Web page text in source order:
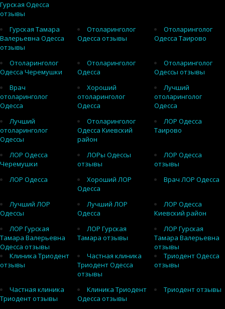
Гурская Одесса
отзывы
Гурская Тамара
Валерьевна Одесса
отзывы
Отоларинголог
Одесса отзывы
Отоларинголог
Одесса Таирово
Отоларинголог
Одесса Черемушки
Отоларинголог
Одесса
Отоларинголог
Одессы отзывы
Врач
отоларинголог
Одесса
Хороший
отоларинголог
Одесса
Лучший
отоларинголог
Одесса
Лучший
отоларинголог
Одессы
Отоларинголог
Одесса Киевский
район
ЛОР Одесса
Таирово
ЛОР Одесса
Черемушки
ЛОРы Одессы
отзывы
ЛОР Одесса
отзывы
ЛОР Одесса
Хороший ЛОР
Одесса
Врач ЛОР Одесса
Лучший ЛОР
Одессы
Лучший ЛОР
Одесса
ЛОР Одесса
Киевский район
ЛОР Гурская
Тамара Валерьевна
Одесса отзывы
ЛОР Гурская
Тамара отзывы
ЛОР Гурская
Тамара Валерьевна
отзывы
Клиника Триодент
отзывы
Частная клиника
Триодент Одесса
отзывы
Триодент Одесса
отзывы
Частная клиника
Триодент отзывы
Клиника Триодент
Одесса отзывы
Триодент отзывы